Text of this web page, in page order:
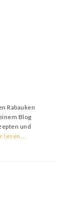
Rabauken
Blog
und
lesen…